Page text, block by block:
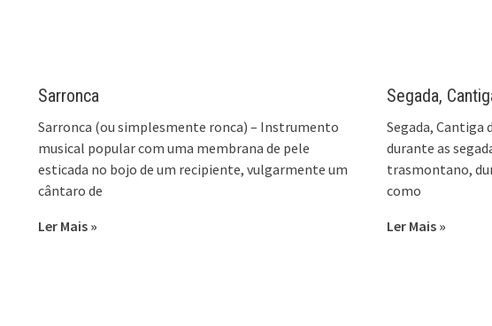
Sarronca
Sarronca (ou simplesmente ronca) – Instrumento
musical popular com uma membrana de pele
esticada no bojo de um recipiente, vulgarmente um
cântaro de
Ler Mais »
Segada,
Segada, Cantiga
durante as
trasmontano,
como
Ler Mais »